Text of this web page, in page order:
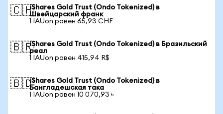
🇨🇭iShares Gold Trust (Ondo Tokenized) в
Швейцарский франк
1 IAUon равен 65,93 CHF
🇧🇷iShares Gold Trust (Ondo Tokenized) в Бразильский
реал
1 IAUon равен 415,94 R$
🇧🇩iShares Gold Trust (Ondo Tokenized) в
Бангладешская така
1 IAUon равен 10 070,93 ৳